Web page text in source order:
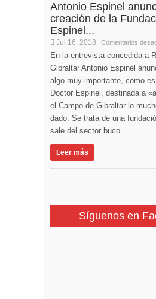
Antonio Espinel
creación de la
Espinel...
Jul 16, 2018 Comentarios
En la entrevista concedida a
Gibraltar Antonio Espinel
algo muy importante, como
Doctor Espinel, destinada a
el Campo de Gibraltar lo
dado. Se trata de una
sale del sector buco...
Leer más
Síguenos en